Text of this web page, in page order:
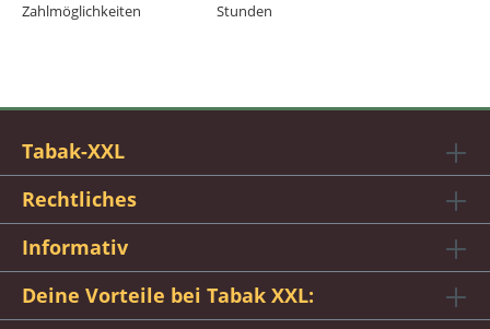
Zahlmöglichkeiten
Stunden
Tabak-XXL
Rechtliches
Informativ
Deine Vorteile bei Tabak XXL: